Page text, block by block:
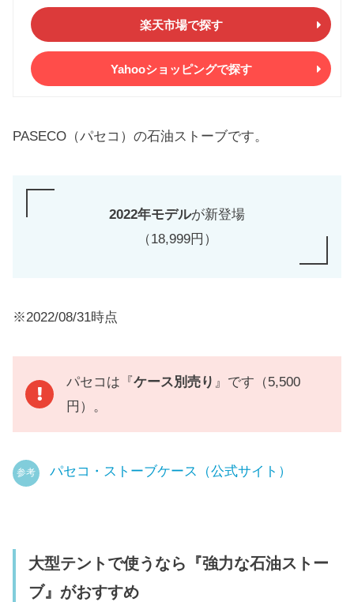
楽天市場で探す
Yahooショッピングで探す
PASECO（パセコ）の石油ストーブです。
2022年モデルが新登場
（18,999円）
※2022/08/31時点
パセコは『 ケース別売り 』です（5,500
円）。
参考 パセコ・ストーブケース（公式サイト）
大型テントで使うなら『強力な石油ストー
ブ』がおすすめ